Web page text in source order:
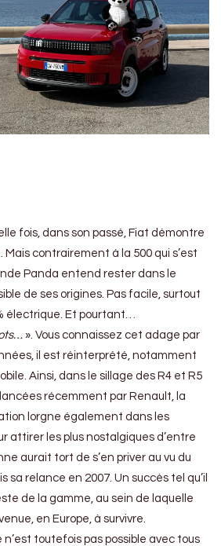
fois, dans son passé, Fiat démontre
Mais contrairement à la 500 qui s’est
Panda entend rester dans le
de ses origines. Pas facile, surtout
électrique. Et pourtant…
». Vous connaissez cet adage par
il est réinterprété, notamment
Ainsi, dans le sillage des R4 et R5
récemment par Renault, la
lorgne également dans les
attirer les plus nostalgiques d’entre
aurait tort de s’en priver au vu du
sa relance en 2007. Un succès tel qu’il
de la gamme, au sein de laquelle
en Europe, à survivre.
toutefois pas possible avec tous